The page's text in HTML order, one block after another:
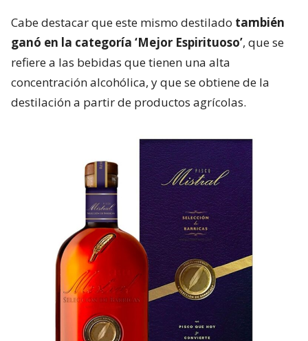
Cabe destacar que este mismo destilado también
ganó en la categoría ‘Mejor Espirituoso’, que se
refiere a las bebidas que tienen una alta
concentración alcohólica, y que se obtiene de la
destilación a partir de productos agrícolas.